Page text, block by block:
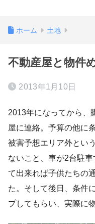
ホーム 土地
不動産屋と物件
2013年1月10日
2013年になってから、
屋に連絡。予算の他に
被害予想エリア外とい
ないこと、車が2台駐
て出来れば子供たちの
た。そして後日、条件
プしてもらい、実際に